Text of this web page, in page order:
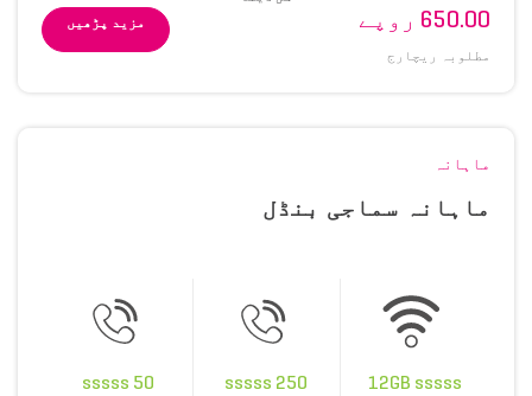
650.00 روپے
مطلوبہ ریچارج
مزید پڑھیں
ماہانہ
ماہانہ سماجی بنڈل
12GB sssss
250 sssss
50 sssss